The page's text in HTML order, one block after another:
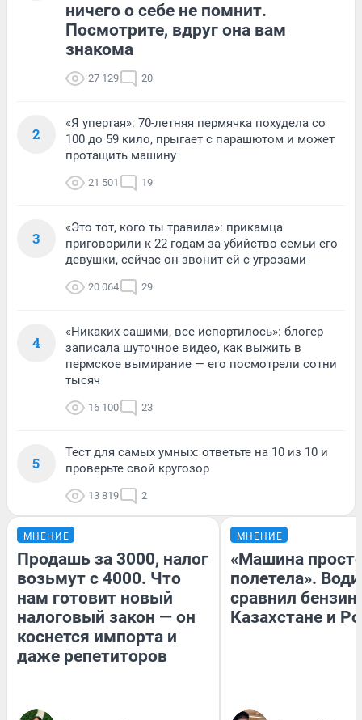
ничего о себе не помнит.
Посмотрите, вдруг она вам
знакома
27 129 20
2
«Я упертая»: 70-летняя пермячка похудела со
100 до 59 кило, прыгает с парашютом и может
протащить машину
21 501 19
3
«Это тот, кого ты травила»: прикамца
приговорили к 22 годам за убийство семьи его
девушки, сейчас он звонит ей с угрозами
20 064 29
4
«Никаких сашими, все испортилось»: блогер
записала шуточное видео, как выжить в
пермское вымирание — его посмотрели сотни
тысяч
16 100 23
5
Тест для самых умных: ответьте на 10 из 10 и
проверьте свой кругозор
13 819 2
МНЕНИЕ
Продашь за 3000, налог
возьмут с 4000. Что
нам готовит новый
налоговый закон — он
коснется импорта и
даже репетиторов
МНЕНИЕ
«Машина
полетела».
сравнил бензин
Казахстане и